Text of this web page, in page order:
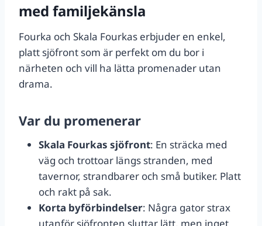
med familjekänsla
Fourka och Skala Fourkas erbjuder en enkel,
platt sjöfront som är perfekt om du bor i
närheten och vill ha lätta promenader utan
drama.
Var du promenerar
Skala Fourkas sjöfront: En sträcka med
väg och trottoar längs stranden, med
tavernor, strandbarer och små butiker. Platt
och rakt på sak.
Korta byförbindelser: Några gator strax
utanför sjöfronten sluttar lätt, men inget